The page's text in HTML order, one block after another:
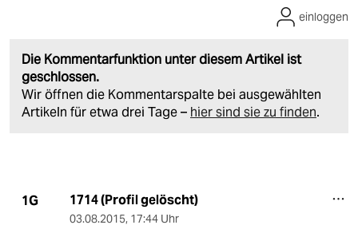
Die Kommentarfunktion unter diesem Artikel ist
geschlossen.
Wir öffnen die Kommentarspalte bei ausgewählten
Artikeln für etwa drei Tage – hier sind sie zu finden.
einloggen
1G 1714 (Profil gelöscht)
03.08.2015, 17:44 Uhr